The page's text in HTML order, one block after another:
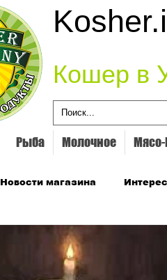
Кошер в
Рыба Молочное
Новости магазина